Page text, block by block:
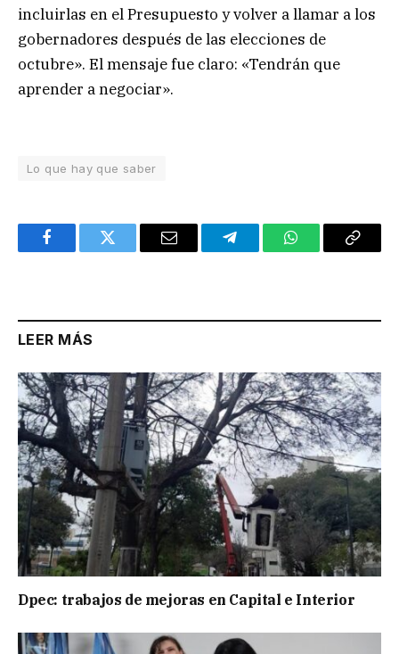
incluirlas en el Presupuesto y volver a llamar a los
gobernadores después de las elecciones de
octubre». El mensaje fue claro: «Tendrán que
aprender a negociar».
Lo que hay que saber
FacebookTwitter Email TelegramWhatsAppCopy
LEER MÁS
Dpec: trabajos de mejoras en Capital e Interior